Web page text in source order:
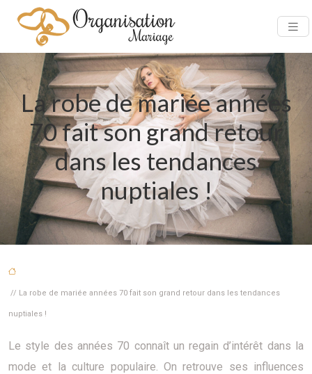
La robe de mariée années
70 fait son grand retour
dans les tendances
nuptiales !
// La robe de mariée années 70 fait son grand retour dans les tendances
nuptiales !
Le style des années 70 connaît un regain d’intérêt dans la
mode et la culture populaire. On retrouve ses influences